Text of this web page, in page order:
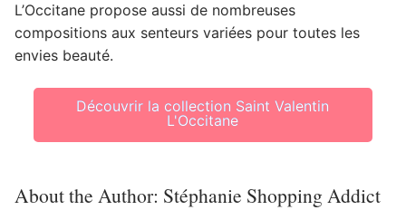
L’Occitane propose aussi de nombreuses
compositions aux senteurs variées pour toutes les
envies beauté.
Découvrir la collection Saint Valentin
L'Occitane
About the Author: Stéphanie Shopping Addict